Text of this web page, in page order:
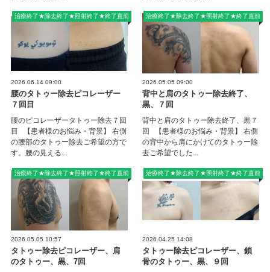
治療終了★除去終了★照射終了★終了直前
2026.06.14 09:00
腰のタトゥー除去ピコレーザー
７回目
腰のピコレーザータトゥー除去７回
目 【患者様のお悩み・背景】 右側
の腰部のタトゥー除去ご希望の方で
す。腰の見える...
治療終了★除去終了★照射終了★終了直前
2026.05.05 09:00
背中と肩のタトゥー除去終了、
黒、７回
背中と肩のタトゥー除去終了、黒７
回 【患者様のお悩み・背景】 右側
の背中から肩にかけてのタトゥー除
去ご希望でした...
治療終了★除去終了★照射終了★終了直前
2026.05.05 10:57
タトゥー除去ピコレーザー、肩
のタトゥー、黒、7回
治療終了★除去終了★照射終了★終了直前
2026.04.25 14:08
タトゥー除去ピコレーザー、鎖
骨のタトゥー、黒、９回